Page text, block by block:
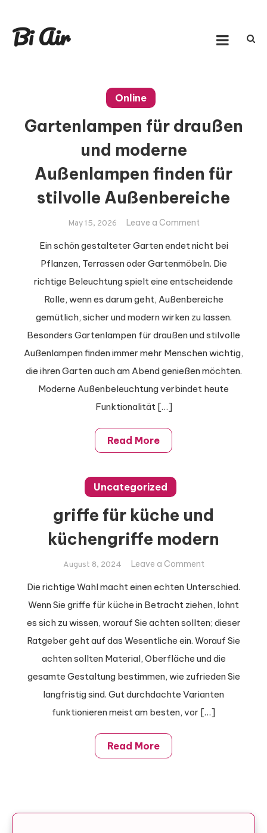
Bi Air
Online
Gartenlampen für draußen
und moderne
Außenlampen finden für
stilvolle Außenbereiche
May 15, 2026 Leave a Comment
für draußen
und moderne
Außenlampen
finden für
Ein schön gestalteter Garten endet nicht bei
Pflanzen, Terrassen oder Gartenmöbeln. Die
richtige Beleuchtung spielt eine entscheidende
Rolle, wenn es darum geht, Außenbereiche
gemütlich, sicher und modern wirken zu lassen.
Besonders Gartenlampen für draußen und stilvolle
Außenlampen finden immer mehr Menschen wichtig,
die ihren Garten auch am Abend genießen möchten.
Moderne Außenbeleuchtung verbindet heute
Funktionalität […]
Read More
Uncategorized
griffe für küche und
küchengriffe modern
August 8, 2024 Leave a Comment
küchengriffe
modern
Die richtige Wahl macht einen echten Unterschied.
Wenn Sie griffe für küche in Betracht ziehen, lohnt
es sich zu wissen, worauf Sie achten sollten; dieser
Ratgeber geht auf das Wesentliche ein. Worauf Sie
achten sollten Material, Oberfläche und die
gesamte Gestaltung bestimmen, wie zufrieden Sie
langfristig sind. Gut durchdachte Varianten
funktionieren meist am besten, vor […]
Read More